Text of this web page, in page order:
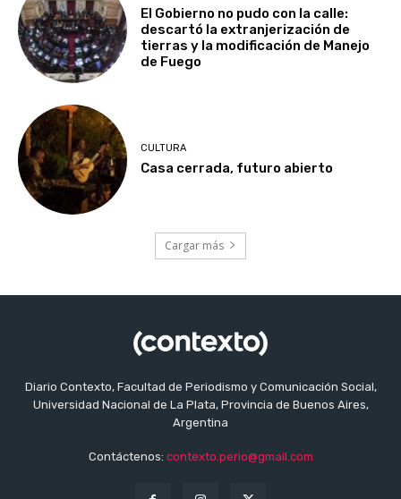
El Gobierno no pudo con la calle:
descartó la extranjerización de
tierras y la modificación de Manejo
de Fuego
CULTURA
Casa cerrada, futuro abierto
Cargar más
Diario Contexto, Facultad de Periodismo y Comunicación Social,
Universidad Nacional de La Plata, Provincia de Buenos Aires,
Argentina
Contáctenos: contexto.perio@gmail.com